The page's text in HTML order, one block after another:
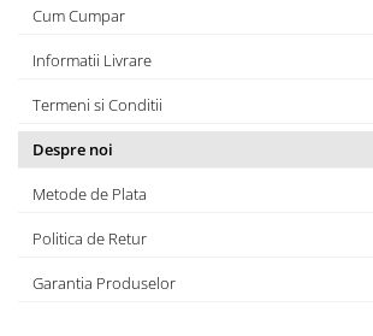
Cum Cumpar
Informatii Livrare
Termeni si Conditii
Despre noi
Metode de Plata
Politica de Retur
Garantia Produselor